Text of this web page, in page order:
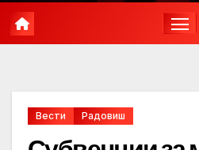
Вести Радовиш